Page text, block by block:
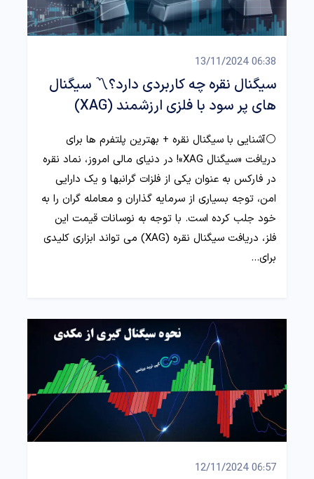
06:38 13/11/2024
سیگنال نقره چه کاربردی دارد؟〽️ سیگنال
های پر سود با فلزی ارزشمند (XAG)
⚪️آشنایی با سیگنال نقره + بهترین پلتفرم ها برای
دریافت «سیگنال XAG»! در دنیای مالی امروز، نماد نقره
در فارکس به‌ عنوان یکی از فلزات گرانبها و یک دارایی
امن، توجه بسیاری از سرمایه‌ گذاران و معامله‌ گران را به
خود جلب کرده است. با توجه به نوسانات قیمت این
فلز، دریافت سیگنال نقره (XAG) می‌ تواند ابزاری کلیدی
برای…
06:57 12/11/2024